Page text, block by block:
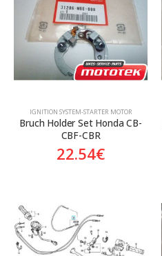
ΙGNITION SYSTEM-STARTER MOTOR
Bruch Holder Set Honda CB-
CBF-CBR
22.54€